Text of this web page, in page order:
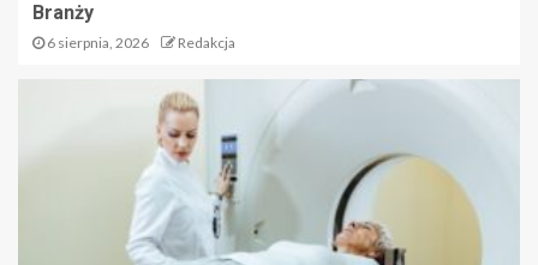
Branży
6 sierpnia, 2026 Redakcja